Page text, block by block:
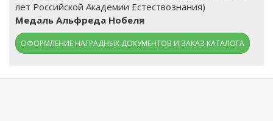
лет Российской Академии Естествознания)
Медаль Альфреда Нобеля
ОФОРМЛЕНИЕ НАГРАДНЫХ ДОКУМЕНТОВ И ЗАКАЗ КАТАЛОГА